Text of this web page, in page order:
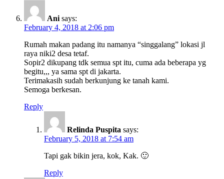
Ani says:
February 4, 2018 at 2:06 pm
Rumah makan padang itu namanya “singgalang” lokasi jl
raya niki2 desa tetaf.
Sopir2 dikupang tdk semua spt itu, cuma ada beberapa yg
begitu,,, ya sama spt di jakarta.
Terimakasih sudah berkunjung ke tanah kami.
Semoga berkesan.
Reply
Relinda Puspita says:
February 5, 2018 at 7:54 am
Tapi gak bikin jera, kok, Kak. 🙂
Reply